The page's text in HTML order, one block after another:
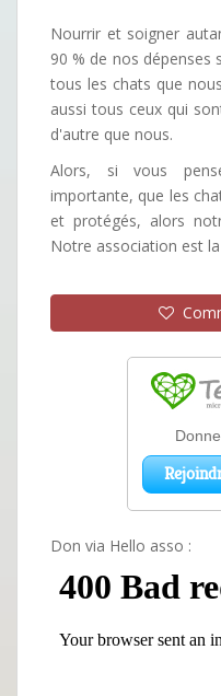
Nourrir et soigner
90 % de nos dépenses
tous les chats que
aussi tous ceux qui
d'autre que nous.
Alors, si vous
importante, que les
et protégés, alors
Notre association est
Don via Hello asso :